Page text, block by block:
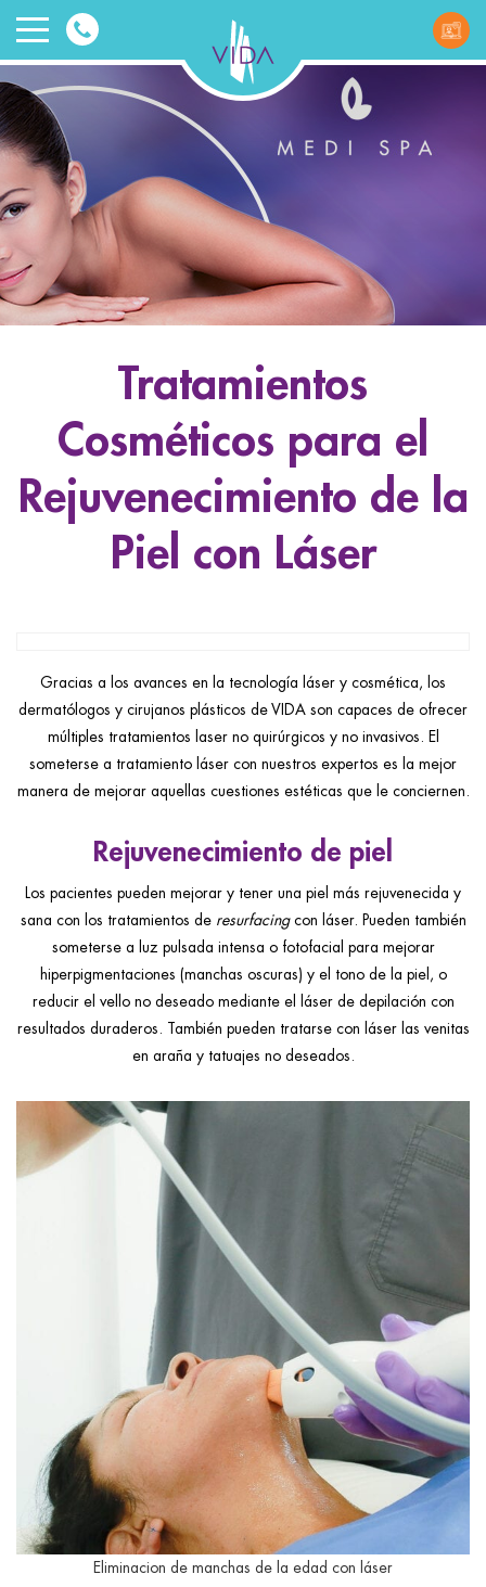
VIDA
and
Beauty
menu
menu
menu
Tratamientos
Cosméticos para el
Rejuvenecimiento de la
Piel con Láser
Gracias a los avances en la tecnología láser y cosmética, los
dermatólogos y cirujanos plásticos de VIDA son capaces de ofrecer
múltiples tratamientos laser no quirúrgicos y no invasivos. El
someterse a tratamiento láser con nuestros expertos es la mejor
manera de mejorar aquellas cuestiones estéticas que le conciernen.
Rejuvenecimiento de piel
Los pacientes pueden mejorar y tener una piel más rejuvenecida y
sana con los tratamientos de resurfacingcon láser. Pueden también
someterse a luz pulsada intensa o fotofacial para mejorar
hiperpigmentaciones (manchas oscuras) y el tono de la piel, o
reducir el vello no deseado mediante el láser de depilación con
resultados duraderos. También pueden tratarse con láser las venitas
en araña y tatuajes no deseados.
Eliminacion de manchas de la edad con láser